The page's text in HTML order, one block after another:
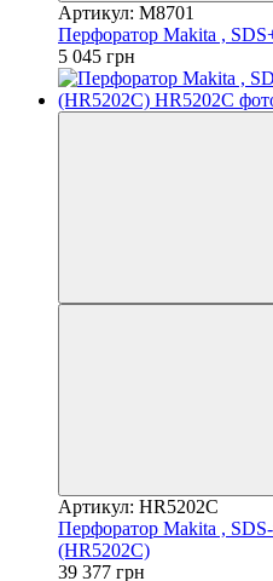
Артикул: M8701
Перфоратор Makita ,
5 045 грн
Артикул: HR5202C
Перфоратор Makita ,
(HR5202C)
39 377 грн